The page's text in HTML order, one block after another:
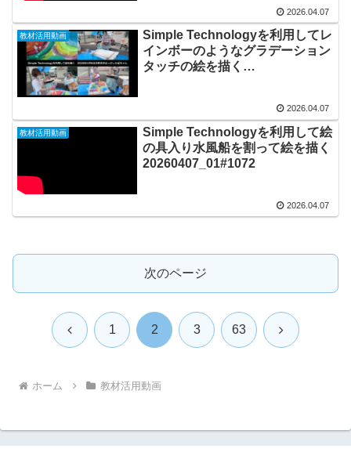
2026.04.07
教材活用動画
Simple Technologyを利用してレ
インボーのようなグラデーション
タッチの絵を描く
2026.04.07
教材活用動画
Simple Technologyを利用して絵
の具入り水風船を割って絵を描く
20260407_01#1072
2026.04.07
次のページ
前 1 2 3 63 次
ホーム 教材活用動画